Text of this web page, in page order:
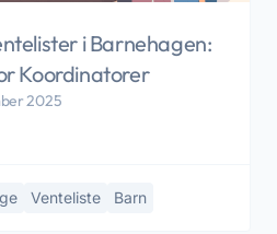
i Barnehagen:
Koordinatorer
2025
Venteliste Barn